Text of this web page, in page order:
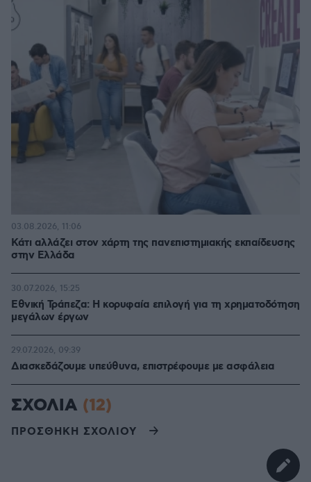
Κάτι αλλάζει στον χάρτη της πανεπιστημιακής εκπαίδευσης
στην Ελλάδα
03.08.2026, 11:06
Εθνική Τράπεζα: Η κορυφαία επιλογή για τη χρηματοδότηση
μεγάλων έργων
30.07.2026, 15:25
Διασκεδάζουμε υπεύθυνα, επιστρέφουμε με ασφάλεια
29.07.2026, 09:39
ΣΧΟΛΙΑ (12)
ΠΡΟΣΘΗΚΗ ΣΧΟΛΙΟΥ